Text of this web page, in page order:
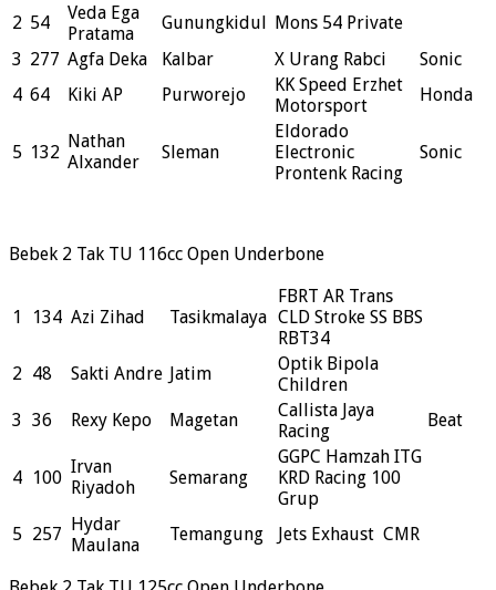
2 54
Veda Ega
Pratama
Gunungkidul
Mons 54 Private
3 277 Agfa Deka Kalbar X Urang Rabci
Sonic
4 64 Kiki AP Purworejo
KK Speed Erzhet
Motorsport
Honda
5 132
Nathan
Alxander
Sleman
Eldorado
Electronic
Prontenk Racing
Sonic
Bebek 2 Tak TU 116cc Open Underbone
1 134 Azi Zihad Tasikmalaya
FBRT AR Trans
CLD Stroke SS BBS
RBT34
2 48 Sakti Andre Jatim
Optik Bipola
Children
3 36 Rexy Kepo Magetan
Callista Jaya
Racing
Beat
4 100
Irvan
Riyadoh
Semarang
GGPC Hamzah ITG
KRD Racing 100
Grup
5 257
Hydar
Maulana
Temangung Jets Exhaust CMR